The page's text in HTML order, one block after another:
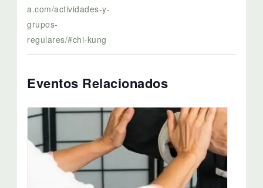
a.com/actividades-y-
grupos-
regulares/#chi-kung
Eventos Relacionados